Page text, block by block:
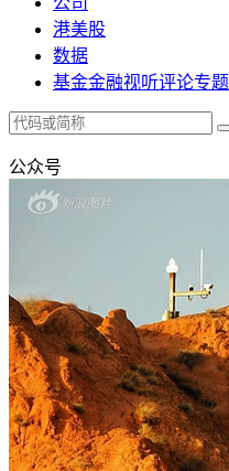
港美股
数据
基金金融视听评论专题
公众号